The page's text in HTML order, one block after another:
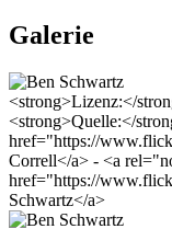
Galerie
<strong>Lizenz:</
<strong>Quelle:</
href="https://
Correll</a> - <a
href="https://
Schwartz</a>